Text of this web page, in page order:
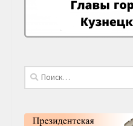
Найти: